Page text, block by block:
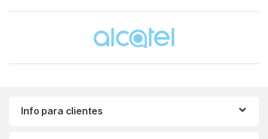
Brands Carousel
Info para clientes